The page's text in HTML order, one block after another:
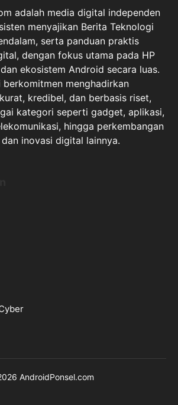
adalah media digital independen
menyajikan Berita Teknologi
serta panduan praktis
dengan fokus utama pada HP
ekosistem Android secara luas.
berkomitmen menghadirkan
kredibel, dan berbasis riset,
kategori seperti gadget, aplikasi,
hingga perkembangan
inovasi digital lainnya.
AndroidPonsel.com